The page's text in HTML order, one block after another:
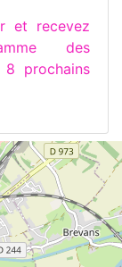
et recevez
des
prochains